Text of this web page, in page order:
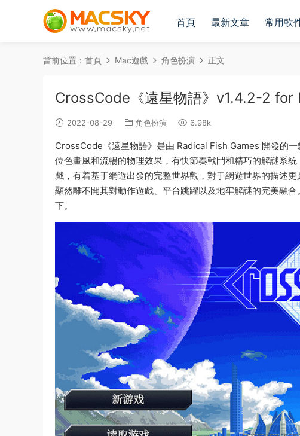
首頁 最新文章 常用軟
當前位置： 首頁 Mac遊戲 角色扮演 正文
CrossCode《遠星物語》v1.4.2-2 for
2022-08-29 角色扮演 6.98k
CrossCode《遠星物語》是由 Radical Fish Games 開發的
位色畫風和流暢的物理效果，有快節奏戰鬥和精巧的解謎系
戲，有着基于網遊出發的完整世界觀，對于網遊世界的描述
顯然離不開其對動作遊戲、平台跳躍以及地牢解謎的完美融
下。